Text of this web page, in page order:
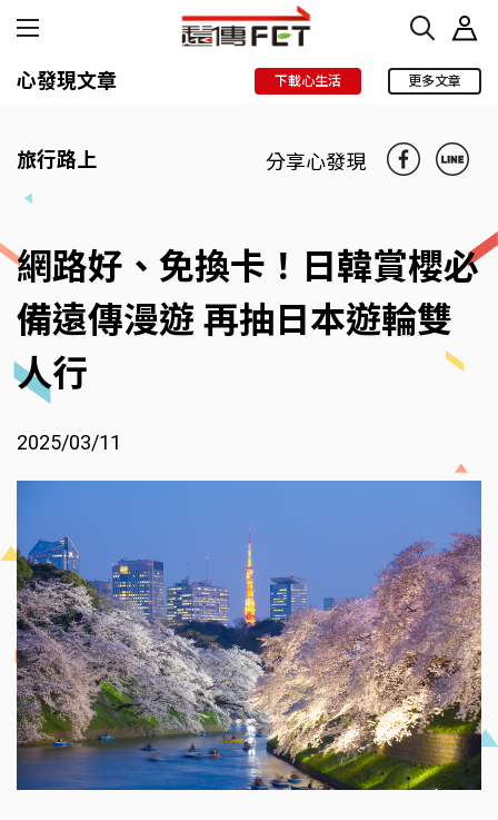
心發現文章 下載心生活 更多文章
旅行路上 分享心發現
網路好、免換卡！日韓賞櫻必
備遠傳漫遊 再抽日本遊輪雙
人行
2025/03/11